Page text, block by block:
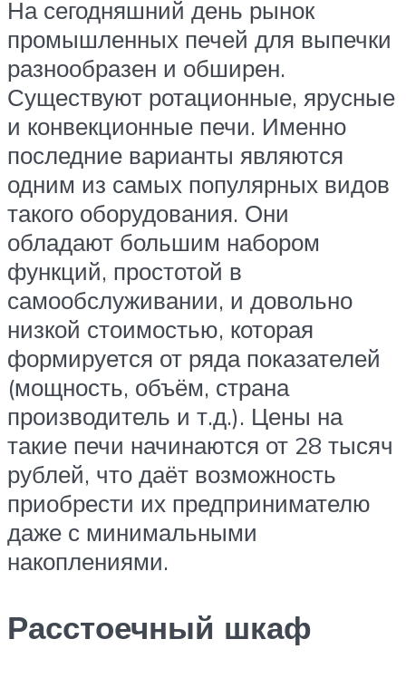
На сегодняшний день рынок
промышленных печей для выпечки
разнообразен и обширен.
Существуют ротационные, ярусные
и конвекционные печи. Именно
последние варианты являются
одним из самых популярных видов
такого оборудования. Они
обладают большим набором
функций, простотой в
самообслуживании, и довольно
низкой стоимостью, которая
формируется от ряда показателей
(мощность, объём, страна
производитель и т.д.). Цены на
такие печи начинаются от 28 тысяч
рублей, что даёт возможность
приобрести их предпринимателю
даже с минимальными
накоплениями.
Расстоечный шкаф